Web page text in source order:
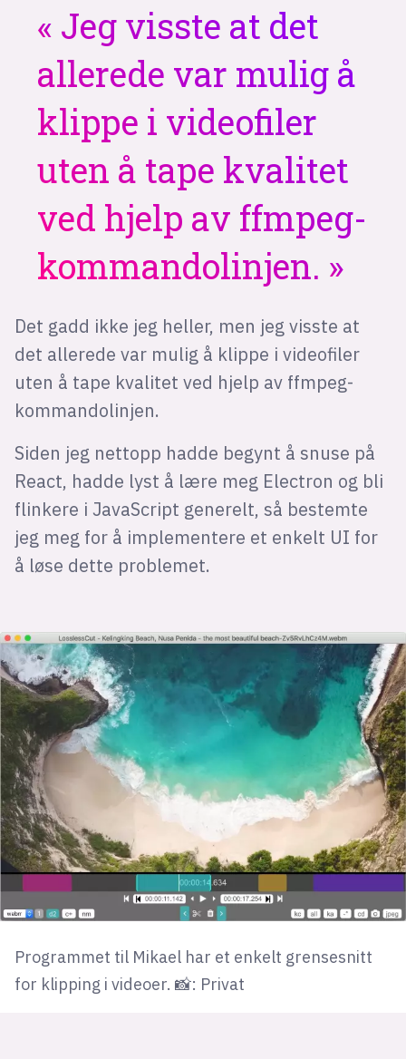
Jeg visste at det
allerede var mulig å
klippe i videofiler
uten å tape kvalitet
ved hjelp av ffmpeg-
kommandolinjen.
Det gadd ikke jeg heller, men jeg visste at
det allerede var mulig å klippe i videofiler
uten å tape kvalitet ved hjelp av ffmpeg-
kommandolinjen.
Siden jeg nettopp hadde begynt å snuse på
React, hadde lyst å lære meg Electron og bli
flinkere i JavaScript generelt, så bestemte
jeg meg for å implementere et enkelt UI for
å løse dette problemet.
Programmet til Mikael har et enkelt grensesnitt
for klipping i videoer. 📸: Privat